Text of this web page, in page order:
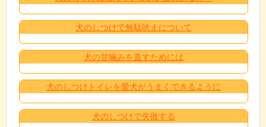
犬のしつけで無駄吠えについて
犬の甘噛みを直すためには
犬のしつけトイレを愛犬がうまくできるように
犬のしつけで失敗する